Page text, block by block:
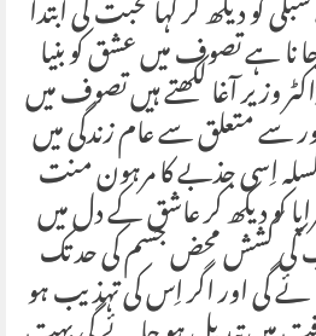
کو دیکھ کر کہا محبت کی ابتدا
نا ہے تصوف میں عشق کو بنیا
آغا لکھتے ہیں تصوف میں
سے متعلق سے عام زندگی میں
اِسی جذبے کا مرہون منت
کو دیکھ کر عاشق کے دل میں
کی کشش محض جسم کی حد تک
گی اور اگر اِس کی تہذیب ہو